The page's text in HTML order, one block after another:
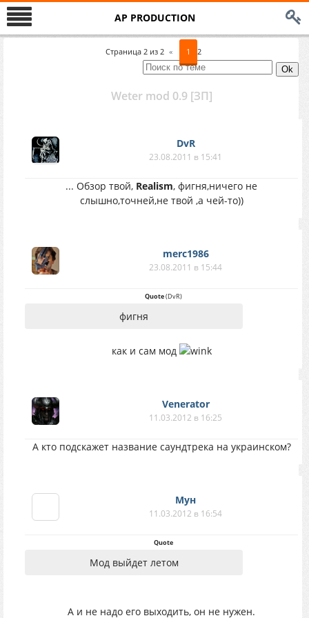
AP PRODUCTION
Страница 2 из 2 « 1 2
Weter mod 0.9 [ЗП]
DvR
23.08.2011 в 15:41
... Обзор твой, Realism, фигня,ничего не
слышно,точней,не твой ,а чей-то))
merc1986
23.08.2011 в 15:44
Quote(DvR)
фигня
как и сам мод
Venerator
11.03.2012 в 16:25
А кто подскажет название саундтрека на украинском?
Мун
11.03.2012 в 16:54
Quote
Мод выйдет летом
А и не надо его выходить, он не нужен.